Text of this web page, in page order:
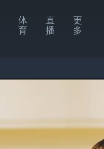
体
育
直
播
更
多